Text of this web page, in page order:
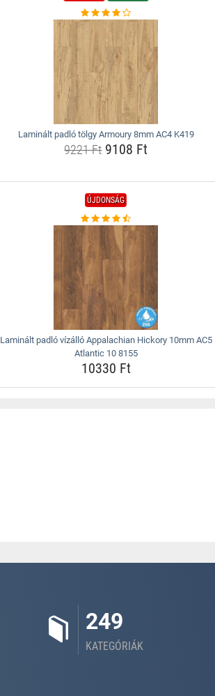
Laminált padló tölgy Armoury 8mm AC4 K419
9221 Ft9108 Ft
ÚJDONSÁG
Laminált padló vízálló Appalachian Hickory 10mm AC5
Atlantic 10 8155
10330 Ft
249
KATEGÓRIÁK